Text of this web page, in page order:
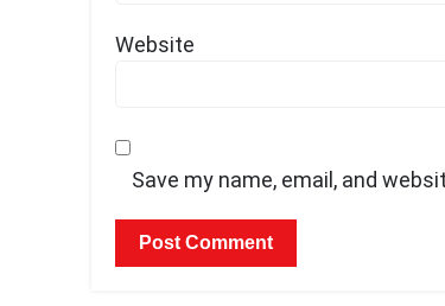
Website
Save my name, email, and